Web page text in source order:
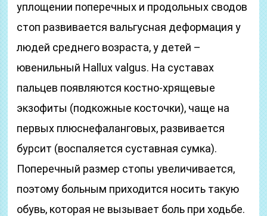
уплощении поперечных и продольных сводов
стоп развивается вальгусная деформация у
людей среднего возраста, у детей –
ювенильный Hallux valgus. На суставах
пальцев появляются костно-хрящевые
экзофиты (подкожные косточки), чаще на
первых плюснефаланговых, развивается
бурсит (воспаляется суставная сумка).
Поперечный размер стопы увеличивается,
поэтому больным приходится носить такую
обувь, которая не вызывает боль при ходьбе.